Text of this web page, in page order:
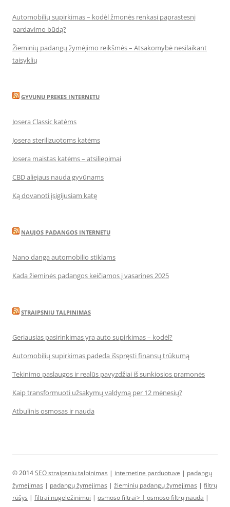
Automobilių supirkimas – kodėl žmonės renkasi paprastesnį
pardavimo būdą?
Žieminių padangų žymėjimo reikšmės – Atsakomybė nesilaikant
taisyklių
GYVUNU PREKES INTERNETU
Josera Classic katėms
Josera sterilizuotoms katėms
Josera maistas katėms – atsiliepimai
CBD aliejaus nauda gyvūnams
Ką dovanoti įsigijusiam katę
NAUJOS PADANGOS INTERNETU
Nano danga automobilio stiklams
Kada žieminės padangos keičiamos į vasarines 2025
STRAIPSNIU TALPINIMAS
Geriausias pasirinkimas yra auto supirkimas – kodėl?
Automobilių supirkimas padeda išspręsti finansų trūkumą
Tekinimo paslaugos ir realūs pavyzdžiai iš sunkiosios pramonės
Kaip transformuoti užsakymų valdymą per 12 mėnesių?
Atbulinis osmosas ir nauda
© 2014SEO straipsniu talpinimas | internetine parduotuve | padangų
žymėjimas | padangų žymėjimas | žieminių padangų žymėjimas | filtrų
rūšys | filtrai nugeležinimui | osmoso filtrai> | osmoso filtrų nauda |